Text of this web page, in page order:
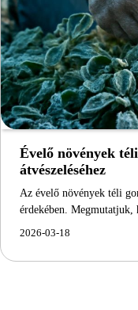
Évelő növények
átvészeléséhez
Az évelő növények téli
érdekében. Megmutatjuk,
2026-03-18